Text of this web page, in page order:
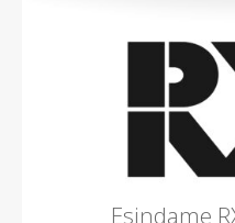
Esindame